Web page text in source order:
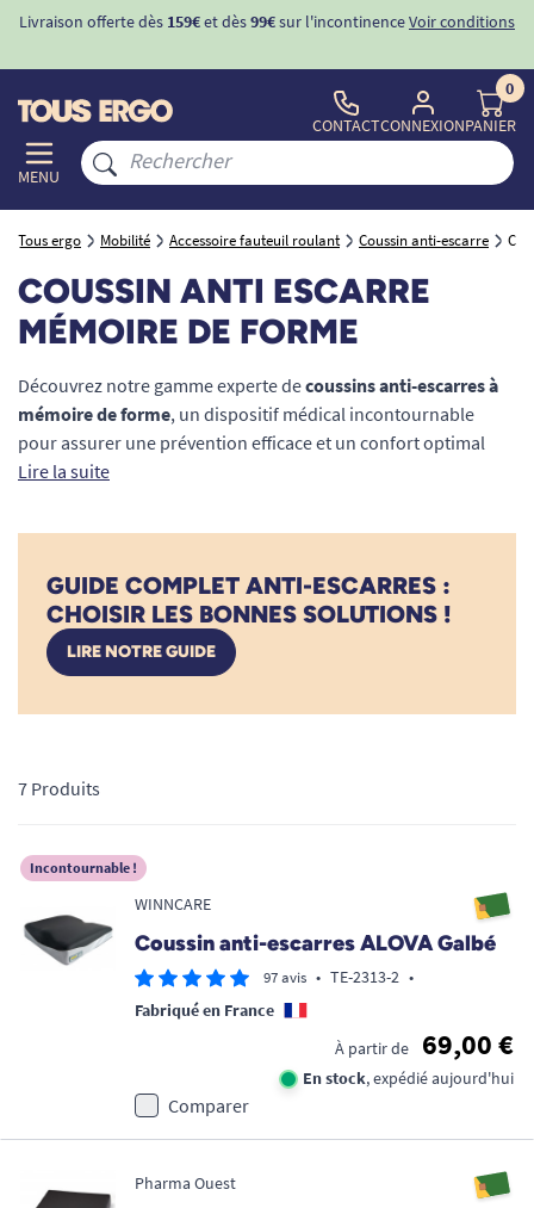
Livraison offerte dès 159€et dès99€sur l'incontinenceVoir conditions
MENU
CONTACTCONNEXION
0
PANIER
Tous ergo Mobilité Accessoire fauteuil roulant Coussin anti-escarre
COUSSIN ANTI ESCARRE
MÉMOIRE DE FORME
Découvrez notre gamme experte decoussins anti-escarres à
mémoire de forme, un dispositif médical incontournable
pour assurer une prévention efficace et un confort optimal
aux personnes à mobilité réduite (PMR) et aux seniors.
matériel orthopédique épouse l'anatomie pour garantir une
fauteuil roulant ou sur un siège classique, il favorise la
circulation sanguine et réduit drastiquement les risques de
lésions cutanées liées à une position assise prolongée.
Lire la suite
GUIDE COMPLET ANTI-ESCARRES :
CHOISIR LES BONNES SOLUTIONS !
LIRE NOTRE GUIDE
7 Produits
Incontournable !
WINNCARE
Coussin anti-escarres ALOVA Galbé
97 avis • TE-2313-2 •
Fabriqué en France
À partir de
69,00 €
En stock, expédié aujourd'hui
Comparer
Pharma Ouest